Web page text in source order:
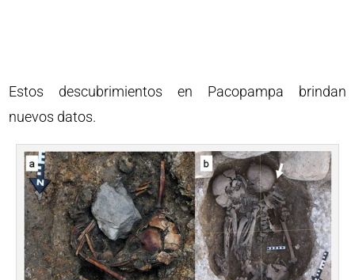
Estos descubrimientos en Pacopampa brindan
nuevos datos.